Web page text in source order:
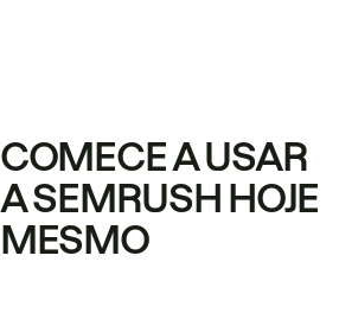
COMECE A USAR
A SEMRUSH HOJE
MESMO